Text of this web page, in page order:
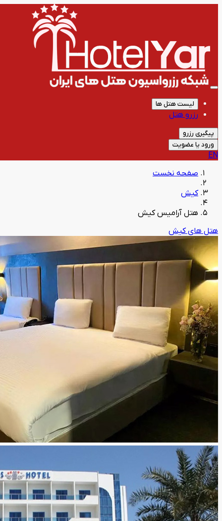
لیست هتل ها
رزرو هتل
پیگیری رزرو
ورود یا عضویت
EN
صفحه نخست
کیش
هتل آرامیس کیش
هتل های کیش